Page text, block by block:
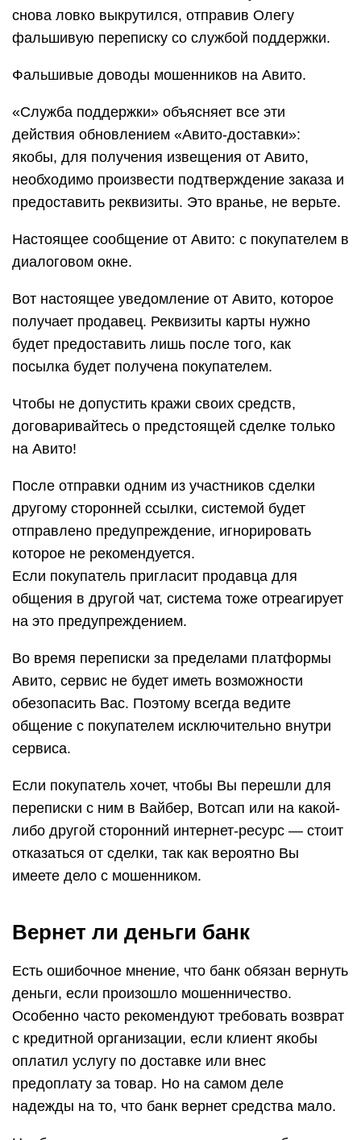
снова ловко выкрутился, отправив Олегу
фальшивую переписку со службой поддержки.
Фальшивые доводы мошенников на Авито.
«Служба поддержки» объясняет все эти
действия обновлением «Авито-доставки»:
якобы, для получения извещения от Авито,
необходимо произвести подтверждение заказа и
предоставить реквизиты. Это вранье, не верьте.
Настоящее сообщение от Авито: с покупателем в
диалоговом окне.
Вот настоящее уведомление от Авито, которое
получает продавец. Реквизиты карты нужно
будет предоставить лишь после того, как
посылка будет получена покупателем.
Чтобы не допустить кражи своих средств,
договаривайтесь о предстоящей сделке только
на Авито!
После отправки одним из участников сделки
другому сторонней ссылки, системой будет
отправлено предупреждение, игнорировать
которое не рекомендуется.
Если покупатель пригласит продавца для
общения в другой чат, система тоже отреагирует
на это предупреждением.
Во время переписки за пределами платформы
Авито, сервис не будет иметь возможности
обезопасить Вас. Поэтому всегда ведите
общение с покупателем исключительно внутри
сервиса.
Если покупатель хочет, чтобы Вы перешли для
переписки с ним в Вайбер, Вотсап или на какой-
либо другой сторонний интернет-ресурс — стоит
отказаться от сделки, так как вероятно Вы
имеете дело с мошенником.
Вернет ли деньги банк
Есть ошибочное мнение, что банк обязан вернуть
деньги, если произошло мошенничество.
Особенно часто рекомендуют требовать возврат
с кредитной организации, если клиент якобы
оплатил услугу по доставке или внес
предоплату за товар. Но на самом деле
надежды на то, что банк вернет средства мало.